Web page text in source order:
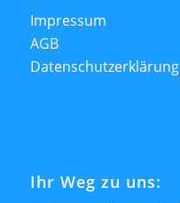
Impressum
AGB
Datenschutzerklärung
Ihr Weg zu uns: